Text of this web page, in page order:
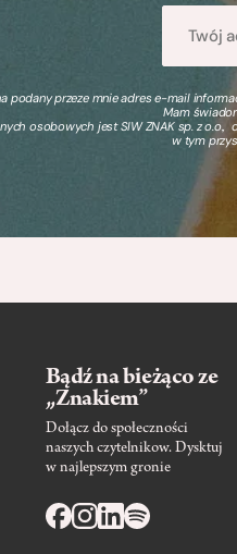
podany przeze mnie adres e-mail
Mam
osobowych jest SIW ZNAK sp. z o.o.,
w tym
Bądź na bieżąco ze
„Znakiem”
Dołącz do społeczności
naszych czytelnikow. Dysktuj
w najlepszym gronie